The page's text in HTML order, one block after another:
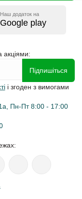
Наш додаток на
Google play
акціями:
Підпишіться
і згоден з вимогами
Пн-Пт 8:00 - 17:00